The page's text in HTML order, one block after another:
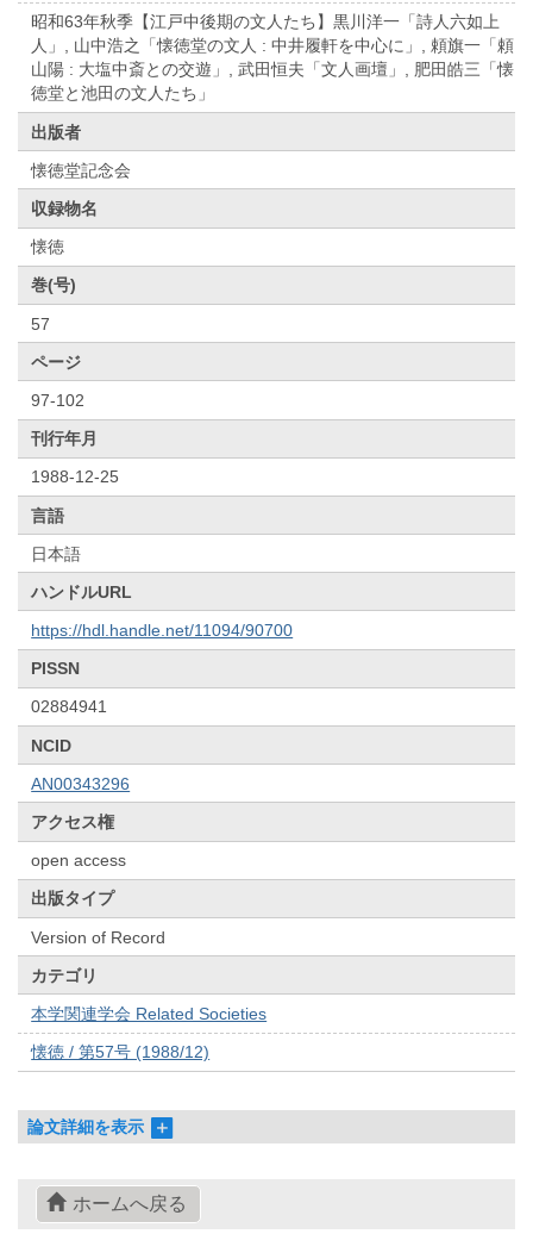
昭和63年秋季【江戸中後期の文人たち】黒川洋一「詩人六如上
人」, 山中浩之「懐徳堂の文人 : 中井履軒を中心に」, 頼旗一「頼
山陽 : 大塩中斎との交遊」, 武田恒夫「文人画壇」, 肥田皓三「懐
徳堂と池田の文人たち」
出版者
懐徳堂記念会
収録物名
懐徳
巻(号)
57
ページ
97-102
刊行年月
1988-12-25
言語
日本語
ハンドルURL
https://hdl.handle.net/11094/90700
PISSN
02884941
NCID
AN00343296
アクセス権
open access
出版タイプ
Version of Record
カテゴリ
本学関連学会 Related Societies
懐徳 / 第57号 (1988/12)
論文詳細を表示
ホームへ戻る